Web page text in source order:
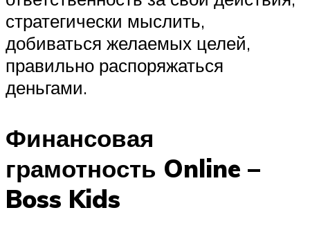
стратегически мыслить,
добиваться желаемых целей,
правильно распоряжаться
деньгами.
Финансовая
грамотность Online –
Boss Kids